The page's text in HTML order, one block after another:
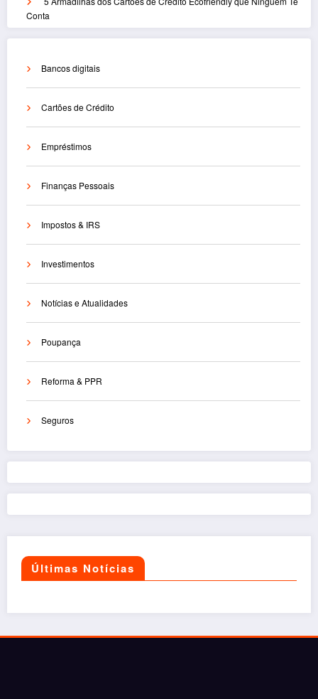
Conta
Bancos digitais
Cartões de Crédito
Empréstimos
Finanças Pessoais
Impostos & IRS
Investimentos
Notícias e Atualidades
Poupança
Reforma & PPR
Seguros
Últimas Notícias